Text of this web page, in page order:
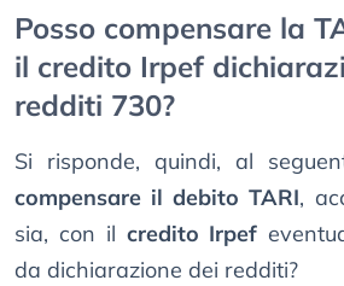
Posso compensare la
il credito Irpef
redditi 730?
Si risponde, quindi, al
compensare il debito TARI,
sia, con il credito Irpef
da dichiarazione dei redditi?